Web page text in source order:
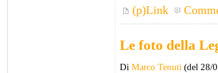
(p)Link
Le foto della
Di Marco Tenuti (del 28/